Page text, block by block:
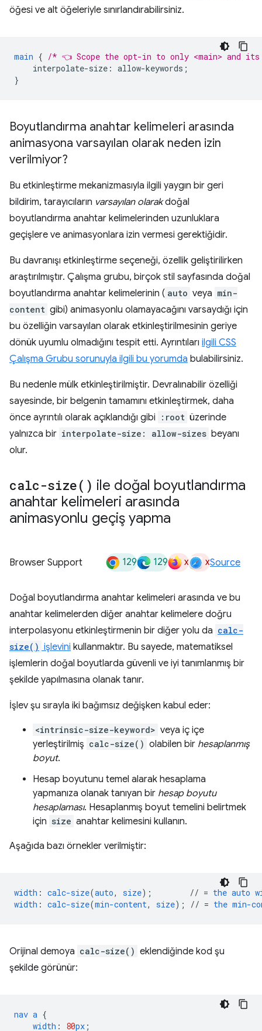
öğesi ve alt öğeleriyle sınırlandırabilirsiniz.
main { /* 👈 Scope the opt-in to only <main> and its
interpolate-size : allow-keywords ;
}
Boyutlandırma anahtar kelimeleri arasında
animasyona varsayılan olarak neden izin
verilmiyor?
Bu etkinleştirme mekanizmasıyla ilgili yaygın bir geri
bildirim, tarayıcıların varsayılan olarakdoğal
boyutlandırma anahtar kelimelerinden uzunluklara
geçişlere ve animasyonlara izin vermesi gerektiğidir.
Bu davranışı etkinleştirme seçeneği, özellik geliştirilirken
araştırılmıştır. Çalışma grubu, birçok stil sayfasında doğal
boyutlandırma anahtar kelimelerinin ( auto veya min-
content gibi) animasyonlu olamayacağını varsaydığı için
bu özelliğin varsayılan olarak etkinleştirilmesinin geriye
dönük uyumlu olmadığını tespit etti. Ayrıntıları ilgili CSS
Çalışma Grubu sorunuyla ilgili bu yorumda bulabilirsiniz.
Bu nedenle mülk etkinleştirilmiştir. Devralınabilir özelliği
sayesinde, bir belgenin tamamını etkinleştirmek, daha
önce ayrıntılı olarak açıklandığı gibi
:root üzerinde
yalnızca bir interpolate-size: allow-sizes beyanı
olur.
calc-size( ) ile doğal boyutlandırma
anahtar kelimeleri arasında
animasyonlu geçiş yapma
Browser Support 129 129 x xSource
Doğal boyutlandırma anahtar kelimeleri arasında ve bu
anahtar kelimelerden diğer anahtar kelimelere doğru
interpolasyonu etkinleştirmenin bir diğer yolu da calc-
size() işlevini kullanmaktır. Bu sayede, matematiksel
işlemlerin doğal boyutlarda güvenli ve iyi tanımlanmış bir
şekilde yapılmasına olanak tanır.
İşlev şu sırayla iki bağımsız değişken kabul eder:
<intrinsic-size-keyword> veya iç içe
yerleştirilmiş calc-size() olabilen bir hesaplanmış
boyut.
Hesap boyutunu temel alarak hesaplama
yapmanıza olanak tanıyan bir hesap boyutu
hesaplaması. Hesaplanmış boyut temelini belirtmek
için size anahtar kelimesini kullanın.
Aşağıda bazı örnekler verilmiştir:
width : calc-size(auto, size); // = the auto
width : calc-size(min-content, size); // = the min-
Orijinal demoya calc-size() eklendiğinde kod şu
şekilde görünür:
nav a {
width : 80px ;